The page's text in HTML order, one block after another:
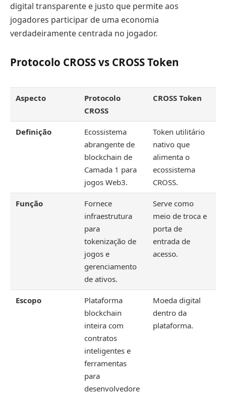
digital transparente e justo que permite aos
jogadores participar de uma economia
verdadeiramente centrada no jogador.
Protocolo CROSS vs CROSS Token
Aspecto
Protocolo
CROSS
CROSS Token
Definição
Ecossistema
abrangente de
blockchain de
Camada 1 para
jogos Web3.
Token utilitário
nativo que
alimenta o
ecossistema
CROSS.
Função
Fornece
infraestrutura
para
tokenização de
jogos e
gerenciamento
de ativos.
Serve como
meio de troca e
porta de
entrada de
acesso.
Escopo
Plataforma
blockchain
inteira com
contratos
inteligentes e
ferramentas
para
desenvolvedore
Moeda digital
dentro da
plataforma.